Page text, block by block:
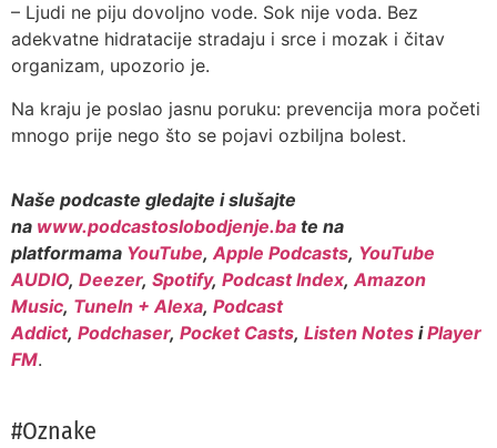
– Ljudi ne piju dovoljno vode. Sok nije voda. Bez
adekvatne hidratacije stradaju i srce i mozak i čitav
organizam, upozorio je.
Na kraju je poslao jasnu poruku: prevencija mora početi
mnogo prije nego što se pojavi ozbiljna bolest.
Naše podcaste gledajte i slušajte
na www.podcastoslobodjenje.ba te na
platformama YouTube,Apple Podcasts, YouTube
AUDIO, Deezer, Spotify, Podcast Index,Amazon
Music, TuneIn + Alexa, Podcast
Addict, Podchaser, Pocket Casts, Listen Notes iPlayer
FM.
#Oznake